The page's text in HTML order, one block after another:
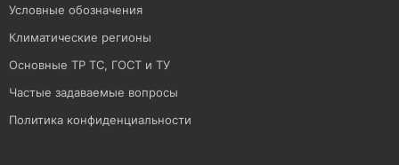
Условные обозначения
Климатические регионы
Основные ТР ТС, ГОСТ и ТУ
Частые задаваемые вопросы
Политика конфиденциальности